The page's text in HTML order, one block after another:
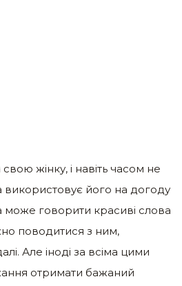
жінку, і навіть часом не
його на догоду
може говорити красиві слова
поводитися з ним,
Але іноді за всіма цими
отримати бажаний